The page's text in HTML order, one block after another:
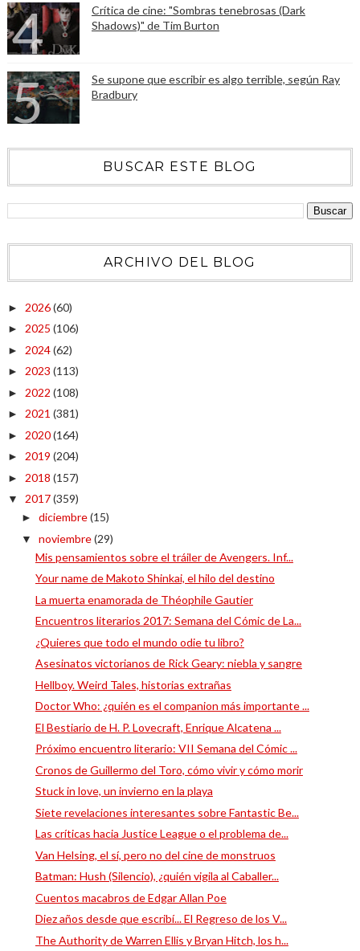
Crítica de cine: "Sombras tenebrosas (Dark
Shadows)" de Tim Burton
Se supone que escribir es algo terrible, según Ray
Bradbury
BUSCAR ESTE BLOG
ARCHIVO DEL BLOG
► 2026(60)
► 2025 (106)
► 2024(62)
► 2023 (113)
► 2022 (108)
► 2021 (381)
► 2020(164)
► 2019 (204)
► 2018 (157)
▼ 2017(359)
► diciembre(15)
▼ noviembre(29)
Mis pensamientos sobre el tráiler de Avengers. Inf...
Your name de Makoto Shinkai, el hilo del destino
La muerta enamorada de Théophile Gautier
Encuentros literarios 2017: Semana del Cómic de La...
¿Quieres que todo el mundo odie tu libro?
Asesinatos victorianos de Rick Geary: niebla y sangre
Hellboy. Weird Tales, historias extrañas
Doctor Who: ¿quién es el companion más importante ...
El Bestiario de H. P. Lovecraft, Enrique Alcatena ...
Próximo encuentro literario: VII Semana del Cómic ...
Cronos de Guillermo del Toro, cómo vivir y cómo morir
Stuck in love, un invierno en la playa
Siete revelaciones interesantes sobre Fantastic Be...
Las críticas hacia Justice League o el problema de...
Van Helsing, el sí, pero no del cine de monstruos
Batman: Hush (Silencio), ¿quién vigila al Caballer...
Cuentos macabros de Edgar Allan Poe
Diez años desde que escribí... El Regreso de los V...
The Authority de Warren Ellis y Bryan Hitch, los h...